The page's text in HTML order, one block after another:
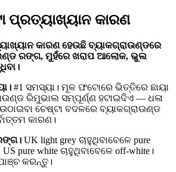
ପ୍ରତ୍ୟାଖ୍ୟାନ କାରଣ
କାରଣ ହେଉଛି ବ୍ୟାକଗ୍ରାଉଣ୍ଡରେ
ରଙ୍ଗ, ମୁହଁରେ ଖରାପ ଆଲୋକ, ଭୁଲ
#1 ସମସ୍ୟା। ମୂଳ ଫଟୋରେ ଭିତ୍ତିରେ ଛାୟା
ରିମୁଭାଲ ସମ୍ପୂର୍ଣ୍ଣ ହଟାଇଦିଏ — ଧଳା
ଚେଷ୍ଟା ବଦଳରେ ବ୍ୟାକଗ୍ରାଉଣ୍ଡ
କାରଣ।
UK light grey ଚାହୁଥିବାବେଳେ pure
pure white ଚାହୁଥିବାବେଳେ off-white।
କରନ୍ତୁ।